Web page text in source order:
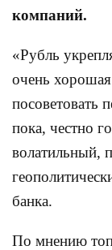
компаний.
«Рубль
очень хорошая
посоветовать
пока, честно
волатильный,
банка.
По мнению